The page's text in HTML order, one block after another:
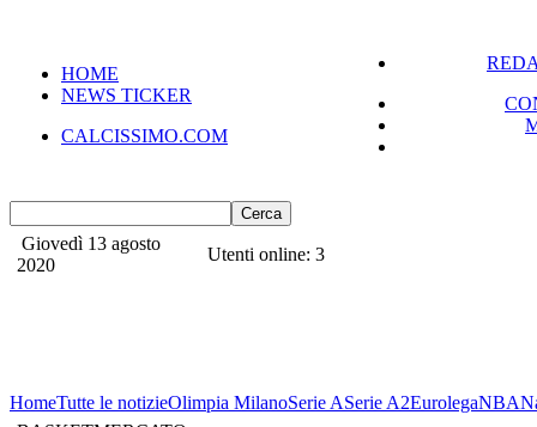
HOME
NEWS TICKER
CALCISSIMO.COM
Giovedì 13 agosto
2020
Utenti online: 3
HomeTutte le notizieOlimpia MilanoSerie ASerie A2EurolegaNBA